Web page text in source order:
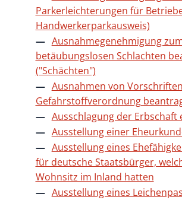
Parkerleichterungen für
Handwerkerparkausweis)
Ausnahmegenehmigung
betäubungslosen Schlachten
("Schächten")
Ausnahmen von
Gefahrstoffverordnung
Ausschlagung der Erbschaft
Ausstellung einer
Ausstellung eines
für deutsche Staatsbürger,
Wohnsitz im Inland hatten
Ausstellung eines